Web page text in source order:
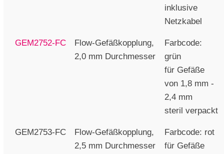
inklusive
Netzkabel
GEM2752-FC
Flow-Gefäßkopplung,
2,0 mm Durchmesser
Farbcode:
grün
für Gefäße
von 1,8 mm -
2,4 mm
steril verpackt
GEM2753-FC
Flow-Gefäßkopplung,
2,5 mm Durchmesser
Farbcode: rot
für Gefäße